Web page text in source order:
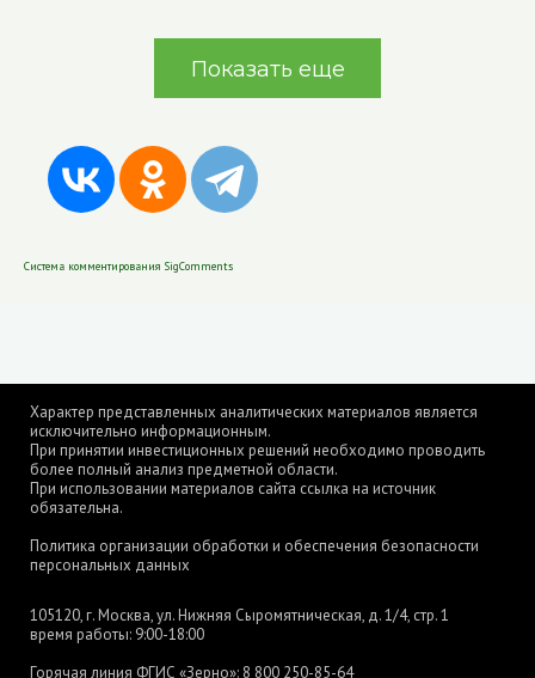
Показать еще
Система комментирования SigComments
Характер представленных аналитических материалов является
исключительно информационным.
При принятии инвестиционных решений необходимо проводить
более полный анализ предметной области.
При использовании материалов сайта ссылка на источник
обязательна.
Политика организации обработки и обеспечения безопасности
персональных данных
105120, г. Москва, ул. Нижняя Сыромятническая, д. 1/4, стр. 1
время работы: 9:00-18:00
Горячая линия ФГИС «Зерно»: 8 800 250-85-64